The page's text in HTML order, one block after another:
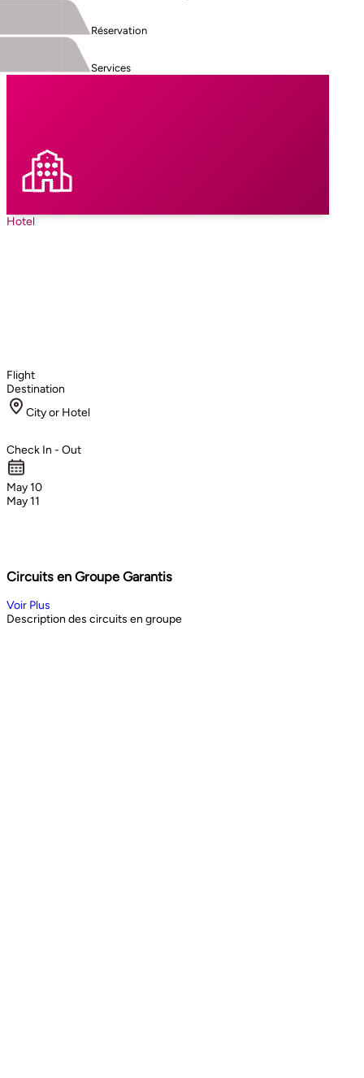
Réservation
Services
Hotel
Flight
Destination
City or Hotel
Check In - Out
May 10
May 11
Circuits en Groupe Garantis
Voir Plus
Description des circuits en groupe